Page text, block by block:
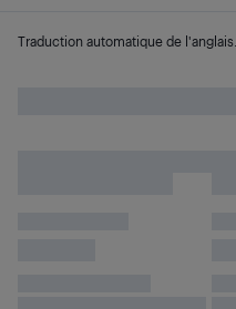
Traduction automatique de l'anglais.